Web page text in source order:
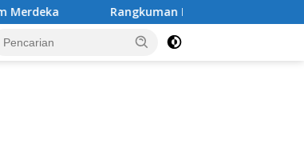
Rangkuman Materi Kelas 6 SD Semester 1